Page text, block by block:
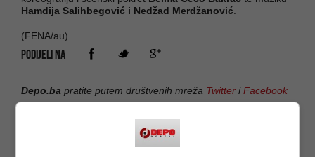
Hamdija Salihbegović i Nedžad Merdžanović
(FENA/au)
PODIJELI NA
Depo.ba pratite putem društvenih mreža Twitter iFacebook